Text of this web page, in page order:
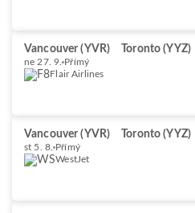
Vancouver (YVR) Toronto (YYZ)
ne 27. 9. Přímý
Flair Airlines
Vancouver (YVR) Toronto (YYZ)
st 5. 8. Přímý
WestJet